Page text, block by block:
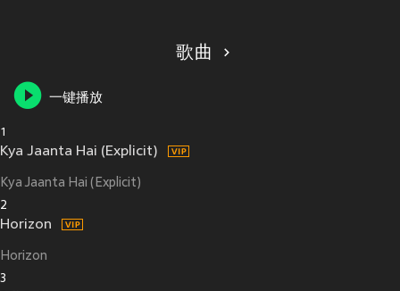
歌曲
一键播放
1
Kya Jaanta Hai (Explicit)
Kya Jaanta Hai (Explicit)
2
Horizon
Horizon
3